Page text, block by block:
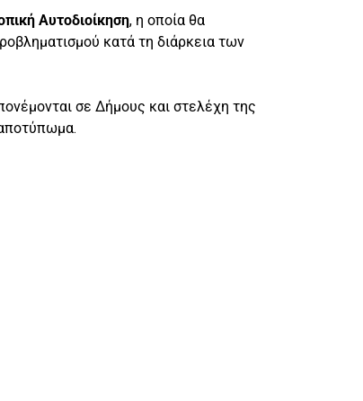
Αυτοδιοίκηση, η οποία θα
κατά τη διάρκεια των
σε Δήμους και στελέχη της